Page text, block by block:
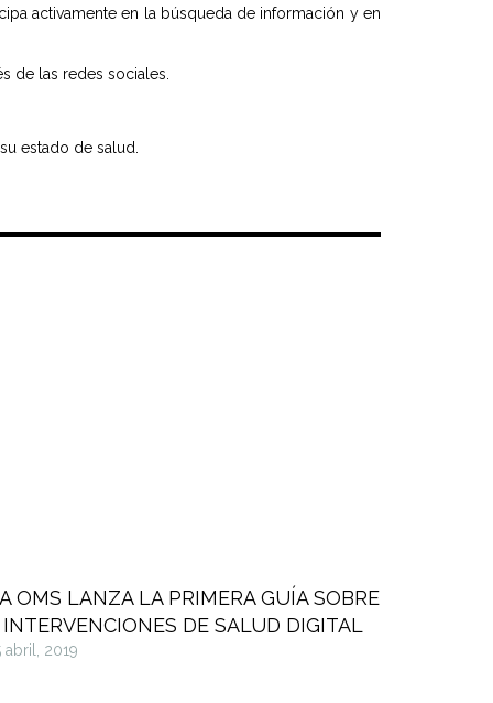
activamente en la búsqueda de información y en
de las redes sociales.
estado de salud.
OMS LANZA LA PRIMERA GUÍA SOBRE
INTERVENCIONES DE SALUD DIGITAL
abril, 2019